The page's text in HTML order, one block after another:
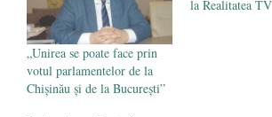
„Unirea se poate face prin
votul parlamentelor de la
Chișinău și de la București”
la Realitatea TV